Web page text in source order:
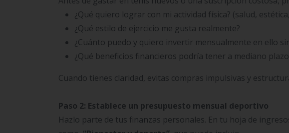
¿Qué quiero lograr con mi actividad física? (salud,
¿Qué estilo de ejercicio me gusta realmente?
¿Cuánto puedo y quiero invertir mensualmente en ello
¿Qué beneficios financieros podría tener a mediano
Cuando tienes claridad, evitas compras impulsivas y
Paso 2: Establece un presupuesto mensual deportivo
Hazlo parte de tus finanzas personales. En tu hoja de